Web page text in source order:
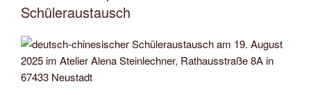
Schüleraustausch